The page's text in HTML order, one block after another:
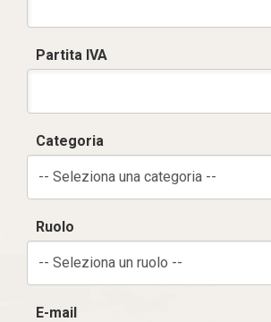
Partita IVA
Categoria
-- Seleziona una categoria --
Ruolo
-- Seleziona un ruolo --
E-mail